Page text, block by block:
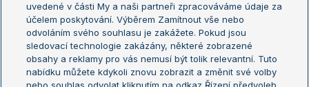
US Open
Turnaj mistrů
Turnaj mistryň
Aktualní trendy
uvedené v části My a naši partneři zpracováváme údaje za
účelem poskytování. Výběrem Zamítnout vše nebo
odvoláním svého souhlasu je zakážete. Pokud jsou
sledovací technologie zakázány, některé zobrazené
obsahy a reklamy pro vás nemusí být tolik relevantní. Tuto
nabídku můžete kdykoli znovu zobrazit a změnit své volby